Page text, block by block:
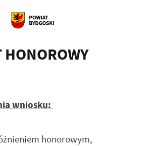
HONOROWY
wniosku:
honorowym,